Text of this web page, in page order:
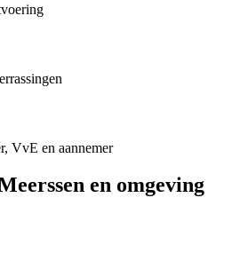
VvE en aannemer
en omgeving